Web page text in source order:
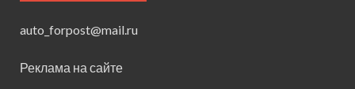
auto_forpost@mail.ru
Реклама на сайте